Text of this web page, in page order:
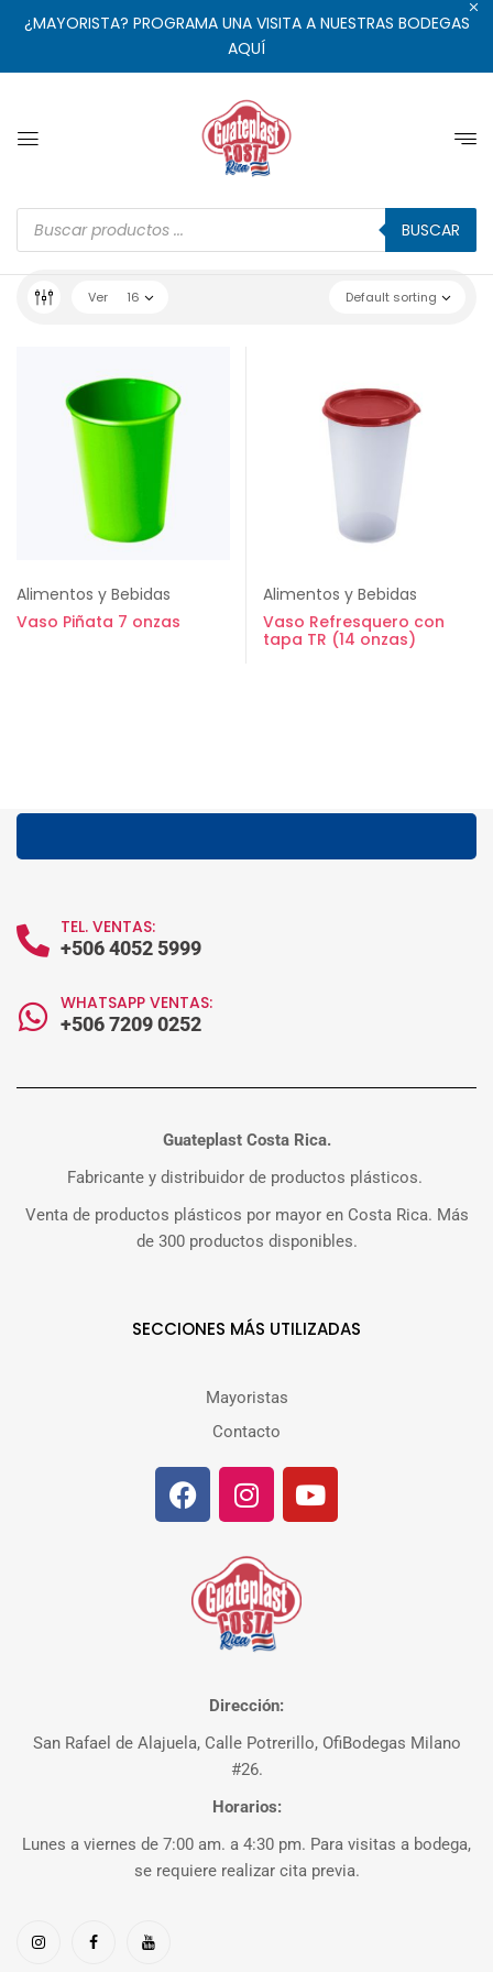
¿MAYORISTA? PROGRAMA UNA VISITA A NUESTRAS BODEGAS
AQUÍ
BUSCAR
Default sorting
Ver 16
Alimentos y Bebidas
Vaso Piñata 7 onzas
Alimentos y Bebidas
Vaso Refresquero con
tapa TR (14 onzas)
TEL. VENTAS:
+506 4052 5999
WHATSAPP VENTAS:
+506 7209 0252
Guateplast Costa Rica.
Fabricante y distribuidor de productos plásticos.
Venta de productos plásticos por mayor en Costa Rica. Más
de 300 productos disponibles.
SECCIONES MÁS UTILIZADAS
Mayoristas
Contacto
Dirección:
San Rafael de Alajuela, Calle Potrerillo, OfiBodegas Milano
#26.
Horarios:
Lunes a viernes de 7:00 am. a 4:30 pm. Para visitas a bodega,
se requiere realizar cita previa.